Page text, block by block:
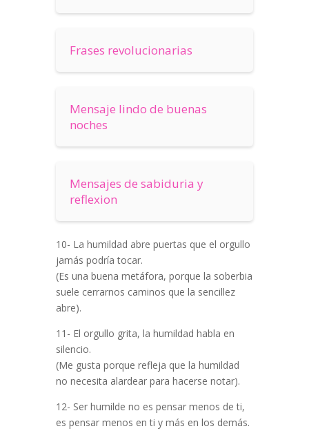
Frases revolucionarias
Mensaje lindo de buenas
noches
Mensajes de sabiduria y
reflexion
10- La humildad abre puertas que el orgullo
jamás podría tocar.
(Es una buena metáfora, porque la soberbia
suele cerrarnos caminos que la sencillez
abre).
11- El orgullo grita, la humildad habla en
silencio.
(Me gusta porque refleja que la humildad
no necesita alardear para hacerse notar).
12- Ser humilde no es pensar menos de ti,
es pensar menos en ti y más en los demás.